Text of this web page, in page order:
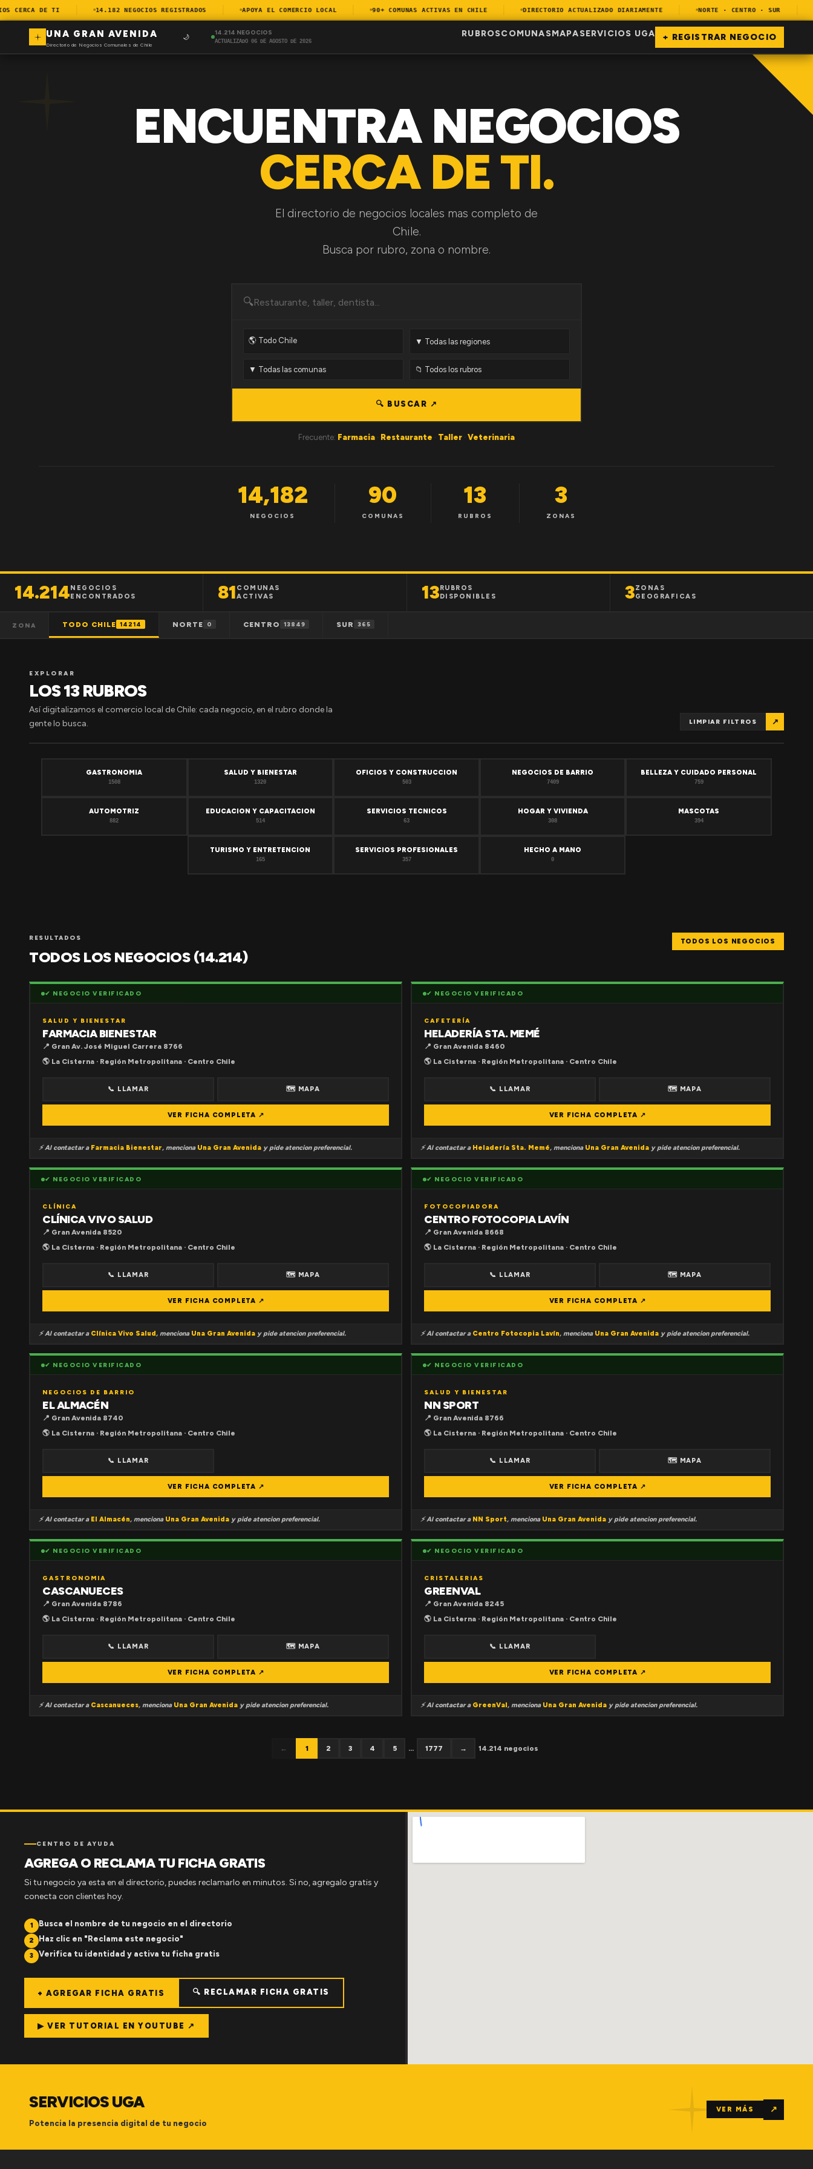
CERCA DE TI 14.182 NEGOCIOS REGISTRADOS APOYA EL COMERCIO LOCAL 90+ COMUNAS ACTIVAS EN CHILE DIRECTORIO ACTUALIZADO DIARIAMENTE NORTE · CENTRO · SUR
UNA GRAN AVENIDA
Directorio de Negocios Comunales de Chile
🌙
14.214 NEGOCIOS
ACTUALIZADO 06 DE AGOSTO DE 2026
RUBROSCOMUNASMAPASERVICIOS UGA + REGISTRAR NEGOCIO
ENCUENTRA NEGOCIOS
CERCA DE TI.
El directorio de negocios locales mas completo de
Chile.
Busca por rubro, zona o nombre.
🔍
🔍 BUSCAR ↗
Frecuente: Farmacia · Restaurante · Taller · Veterinaria
14,182
NEGOCIOS
90
COMUNAS
13
RUBROS
3
ZONAS
14.214NEGOCIOS
ENCONTRADOS
81COMUNAS
ACTIVAS
13RUBROS
DISPONIBLES
3ZONAS
GEOGRAFICAS
ZONA TODO CHILE 14214 NORTE 0 CENTRO 13849 SUR 365
EXPLORAR
LOS 13 RUBROS
Así digitalizamos el comercio local de Chile: cada negocio, en el rubro donde la
gente lo busca.
LIMPIAR FILTROS ↗
GASTRONOMIA
1508
SALUD Y BIENESTAR
1320
OFICIOS Y CONSTRUCCION
503
NEGOCIOS DE BARRIO
7409
BELLEZA Y CUIDADO PERSONAL
759
AUTOMOTRIZ
882
EDUCACION Y CAPACITACION
514
SERVICIOS TECNICOS
63
HOGAR Y VIVIENDA
308
MASCOTAS
394
TURISMO Y ENTRETENCION
165
SERVICIOS PROFESIONALES
357
HECHO A MANO
0
RESULTADOS
TODOS LOS NEGOCIOS (14.214)
TODOS LOS NEGOCIOS
✔ NEGOCIO VERIFICADO
SALUD Y BIENESTAR
FARMACIA BIENESTAR
📍 Gran Av. José Miguel Carrera 8766
🌎 La Cisterna · Región Metropolitana · Centro Chile
📞 LLAMAR 🗺 MAPA
VER FICHA COMPLETA ↗
⚡ Al contactar a Farmacia Bienestar, menciona Una Gran Avenida y pide atencion preferencial.
✔ NEGOCIO VERIFICADO
CAFETERÍA
HELADERÍA STA. MEMÉ
📍 Gran Avenida 8460
🌎 La Cisterna · Región Metropolitana · Centro Chile
📞 LLAMAR 🗺 MAPA
VER FICHA COMPLETA ↗
⚡ Al contactar a Heladería Sta. Memé, menciona Una Gran Avenida y pide atencion preferencial.
✔ NEGOCIO VERIFICADO
CLÍNICA
CLÍNICA VIVO SALUD
📍 Gran Avenida 8520
🌎 La Cisterna · Región Metropolitana · Centro Chile
📞 LLAMAR 🗺 MAPA
VER FICHA COMPLETA ↗
⚡ Al contactar a Clínica Vivo Salud, menciona Una Gran Avenida y pide atencion preferencial.
✔ NEGOCIO VERIFICADO
FOTOCOPIADORA
CENTRO FOTOCOPIA LAVÍN
📍 Gran Avenida 8668
🌎 La Cisterna · Región Metropolitana · Centro Chile
📞 LLAMAR 🗺 MAPA
VER FICHA COMPLETA ↗
⚡ Al contactar a Centro Fotocopia Lavín, menciona Una Gran Avenida y pide atencion preferencial.
✔ NEGOCIO VERIFICADO
NEGOCIOS DE BARRIO
EL ALMACÉN
📍 Gran Avenida 8740
🌎 La Cisterna · Región Metropolitana · Centro Chile
📞 LLAMAR
VER FICHA COMPLETA ↗
⚡ Al contactar a El Almacén, menciona Una Gran Avenida y pide atencion preferencial.
✔ NEGOCIO VERIFICADO
SALUD Y BIENESTAR
NN SPORT
📍 Gran Avenida 8766
🌎 La Cisterna · Región Metropolitana · Centro Chile
📞 LLAMAR 🗺 MAPA
VER FICHA COMPLETA ↗
⚡ Al contactar a NN Sport, menciona Una Gran Avenida y pide atencion preferencial.
✔ NEGOCIO VERIFICADO
GASTRONOMIA
CASCANUECES
📍 Gran Avenida 8786
🌎 La Cisterna · Región Metropolitana · Centro Chile
📞 LLAMAR 🗺 MAPA
VER FICHA COMPLETA ↗
⚡ Al contactar a Cascanueces, menciona Una Gran Avenida y pide atencion preferencial.
✔ NEGOCIO VERIFICADO
CRISTALERIAS
GREENVAL
📍 Gran Avenida 8245
🌎 La Cisterna · Región Metropolitana · Centro Chile
📞 LLAMAR
VER FICHA COMPLETA ↗
⚡ Al contactar a GreenVal, menciona Una Gran Avenida y pide atencion preferencial.
← 1 2 3 4 5 ... 1777 → 14.214 negocios
CENTRO DE AYUDA
AGREGA O RECLAMA TU FICHA GRATIS
Si tu negocio ya esta en el directorio, puedes reclamarlo en minutos. Si no, agregalo gratis y
conecta con clientes hoy.
1 Busca el nombre de tu negocio en el directorio
2 Haz clic en "Reclama este negocio"
3 Verifica tu identidad y activa tu ficha gratis
+ AGREGAR FICHA GRATIS 🔍 RECLAMAR FICHA GRATIS
▶ VER TUTORIAL EN YOUTUBE ↗
SERVICIOS UGA
Potencia la presencia digital de tu negocio
VER MÁS ↗